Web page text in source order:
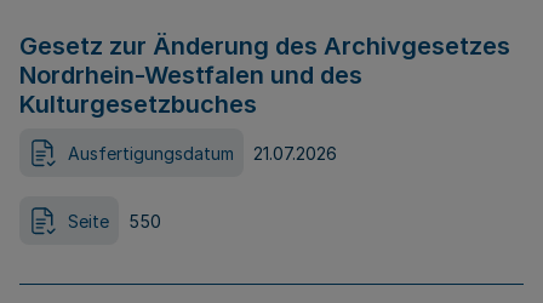
Gesetz zur Änderung des Archivgesetzes
Nordrhein-Westfalen und des
Kulturgesetzbuches
Ausfertigungsdatum 21.07.2026
Seite 550